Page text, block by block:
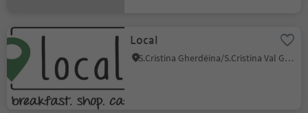
Local
S.Cristina Gherdëina/S.Cristina Val Gardena, Santa Cristina Val Gardena, Regione dolomitica Val Gardena